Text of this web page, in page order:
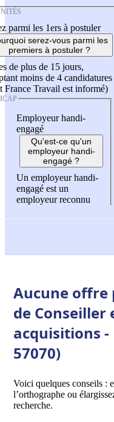
parmi les 1ers à postuler
serez-vous parmi les
premiers à postuler ?
de plus de 15 jours,
moins de 4 candidatures
France Travail est informé)
Employeur handi-
engagé
Qu'est-ce qu'un
employeur handi-
engagé ?
Un employeur handi-
engagé est un
employeur reconnu
Aucune offre
de Conseiller
acquisitions -
57070)
Voici quelques conseils :
l’orthographe ou
recherche.